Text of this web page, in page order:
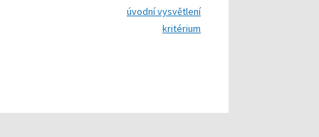
úvodní vysvětlení
kritérium